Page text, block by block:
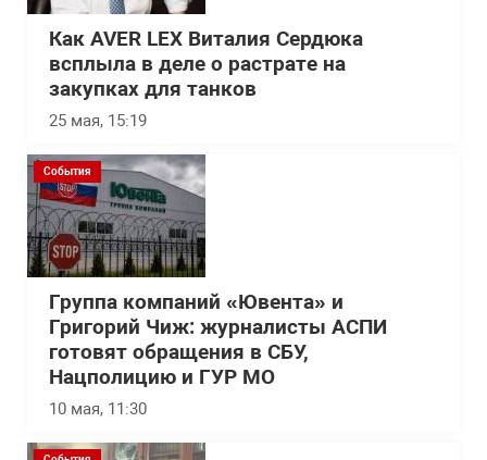
Как AVER LEX Виталия Сердюка
всплыла в деле о растрате на
закупках для танков
25 мая, 15:19
События
Группа компаний «Ювента» и
Григорий Чиж: журналисты АСПИ
готовят обращения в СБУ,
Нацполицию и ГУР МО
10 мая, 11:30